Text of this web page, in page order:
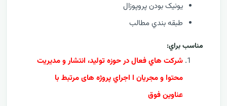
يونيک بودن پروپوزال
طبقه بندي مطالب
مناسب براي:
شرکت هاي فعال در حوزه تولید، انتشار و مدیریت
محتوا و مجریان ا اجراي پروژه های مرتبط با
عناوین فوق